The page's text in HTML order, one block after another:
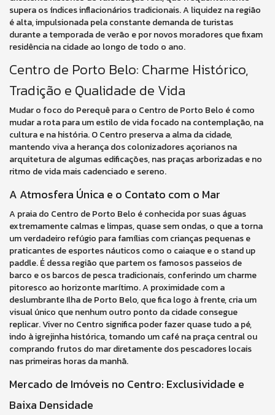
supera os índices inflacionários tradicionais. A liquidez na região
é alta, impulsionada pela constante demanda de turistas
durante a temporada de verão e por novos moradores que fixam
residência na cidade ao longo de todo o ano.
Centro de Porto Belo: Charme Histórico,
Tradição e Qualidade de Vida
Mudar o foco do Perequê para o Centro de Porto Belo é como
mudar a rota para um estilo de vida focado na contemplação, na
cultura e na história. O Centro preserva a alma da cidade,
mantendo viva a herança dos colonizadores açorianos na
arquitetura de algumas edificações, nas praças arborizadas e no
ritmo de vida mais cadenciado e sereno.
A Atmosfera Única e o Contato com o Mar
A praia do Centro de Porto Belo é conhecida por suas águas
extremamente calmas e limpas, quase sem ondas, o que a torna
um verdadeiro refúgio para famílias com crianças pequenas e
praticantes de esportes náuticos como o caiaque e o stand up
paddle. É dessa região que partem os famosos passeios de
barco e os barcos de pesca tradicionais, conferindo um charme
pitoresco ao horizonte marítimo. A proximidade com a
deslumbrante Ilha de Porto Belo, que fica logo à frente, cria um
visual único que nenhum outro ponto da cidade consegue
replicar. Viver no Centro significa poder fazer quase tudo a pé,
indo à igrejinha histórica, tomando um café na praça central ou
comprando frutos do mar diretamente dos pescadores locais
nas primeiras horas da manhã.
Mercado de Imóveis no Centro: Exclusividade e
Baixa Densidade